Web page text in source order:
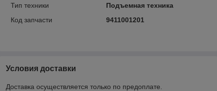
Тип техники
Подъемная техника
Код запчасти
9411001201
Условия доставки
Доставка осуществляется только по предоплате.